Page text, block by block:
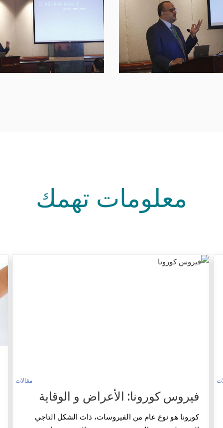
معلومات تهمك
مقالات
فيروس كورونا: الأعراض و الوقاية
كورونا هو نوع عام من الفيروسات، ذات الشكل التاجي